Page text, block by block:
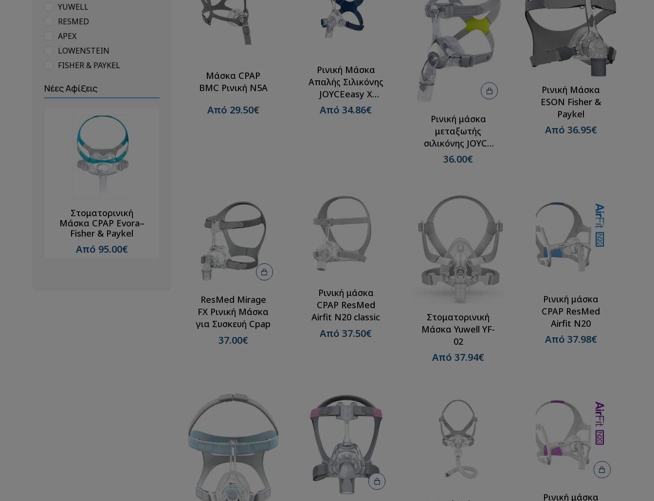
YUWELL
RESMED
APEX
LOWENSTEIN
FISHER & PAYKEL
Νέες Αφίξεις
Στοματορινική
Μάσκα CPAP Evora–
Fisher & Paykel
Από 95.00€
Στοματορινική
μάσκα CPAP Airfit
F20 Non Magnetic-
ResMed
Από 110.00€
Στοματορινική
μάσκα CPAP
Loewenstein Lena
Από 115.00€
Στοματορινική
Μάσκα CPAP F6-BMC
Από 59.00€
Ρινική Μάσκα CPAP
Evora – Fisher &
Paykel
Από 65.00€
Μάσκα CPAP
BMC Ρινική Ν5A
Από 29.50€
Ρινική Μάσκα
Απαλής Σιλικόνης
JOYCEeasy X
Lowenstein
Από 34.86€
Ρινική μάσκα
μεταξωτής
σιλικόνης JOYCE
ONE Nasal-
36.00€
Ρινική Μάσκα
ESON Fisher &
Paykel
Από 36.95€
ResMed Mirage
FX Ρινική Μάσκα
για Συσκευή Cpap
37.00€
Ρινική μάσκα
CPAP ResMed
Airfit N20 classic
Από 37.50€
Στοματορινική
Μάσκα Yuwell YF-
02
Από 37.94€
Ρινική μάσκα
CPAP ResMed
Airfit N20
Από 37.98€
Ρινική μάσκα